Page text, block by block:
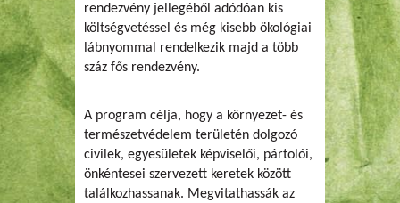
rendezvény jellegéből adódóan kis
költségvetéssel és még kisebb ökológiai
lábnyommal rendelkezik majd a több
száz fős rendezvény.
A program célja, hogy a környezet- és
természetvédelem területén dolgozó
civilek, egyesületek képviselői, pártolói,
önkéntesei szervezett keretek között
találkozhassanak. Megvitathassák az